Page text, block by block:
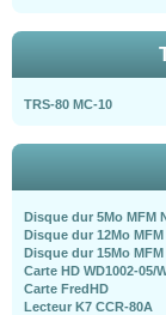
TRS-80 MC-10
Disque dur 5Mo MFM
Disque dur 12Mo MFM
Disque dur 15Mo MFM
Carte HD WD1002-05/
Carte FredHD
Lecteur K7 CCR-80A